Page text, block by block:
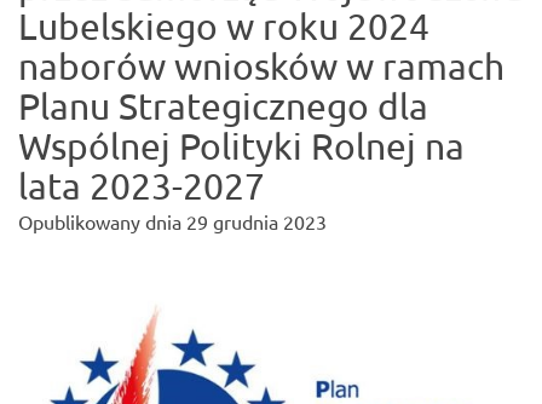
Lubelskiego w roku 2024
naborów wniosków w ramach
Planu Strategicznego dla
Wspólnej Polityki Rolnej na
lata 2023-2027
Opublikowany dnia 29 grudnia 2023